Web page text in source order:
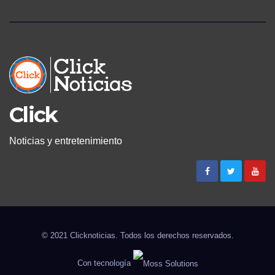
Click
Noticias y entretenimiento
© 2021 Clicknoticias. Todos los derechos reservados.
Con tecnología